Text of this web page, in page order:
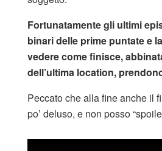
Fortunatamente gli ultimi
binari delle prime puntate e
vedere come finisce,
dell’ultima location,
Peccato che alla fine anche il
po’ deluso, e non posso